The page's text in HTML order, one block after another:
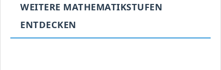
WEITERE MATHEMATIKSTUFEN
ENTDECKEN